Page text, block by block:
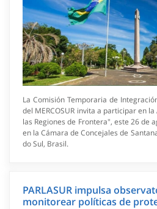
La Comisión Temporaria de
del MERCOSUR invita a participar en
las Regiones de Frontera", este 26 de
en la Cámara de Concejales de
do Sul, Brasil.
PARLASUR impulsa
monitorear políticas de